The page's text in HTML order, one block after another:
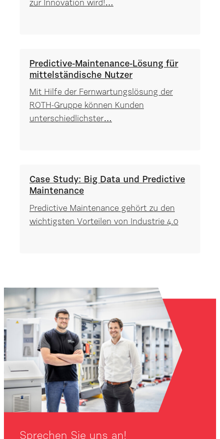
zur Innovation wird!…
Predictive-Maintenance-Lösung für
mittelständische Nutzer
Mit Hilfe der Fernwartungslösung der
ROTH-Gruppe können Kunden
unterschiedlichster…
Case Study: Big Data und Predictive
Maintenance
Predictive Maintenance gehört zu den
wichtigsten Vorteilen von Industrie 4.0
Sprechen Sie uns an!